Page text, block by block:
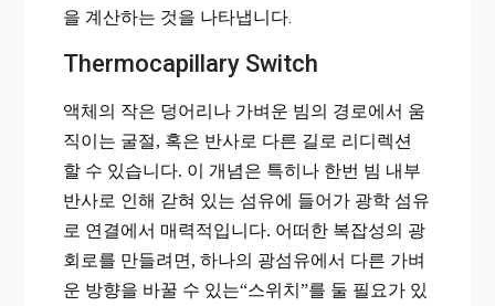
을 계산하는 것을 나타냅니다.
Thermocapillary Switch
액체의 작은 덩어리나 가벼운 빔의 경로에서 움
직이는 굴절, 혹은 반사로 다른 길로 리디렉션
할 수 있습니다. 이 개념은 특히나 한번 빔 내부
반사로 인해 갇혀 있는 섬유에 들어가 광학 섬유
로 연결에서 매력적입니다. 어떠한 복잡성의 광
회로를 만들려면 , 하나의 광섬유에서 다른 가벼
운 방향을 바꿀 수 있는“스위치”를 둘 필요가 있